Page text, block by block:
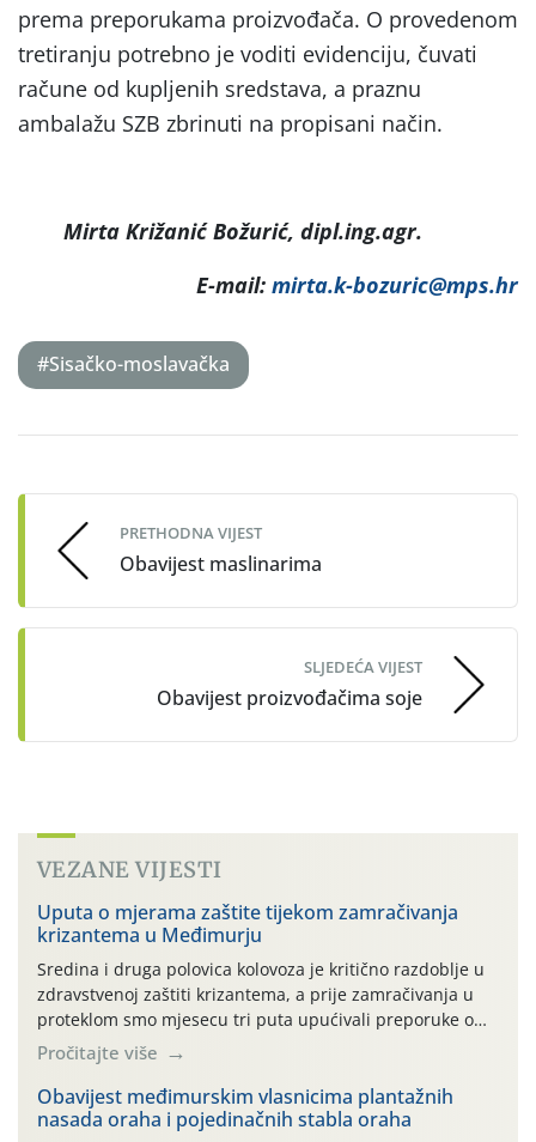
prema preporukama proizvođača. O provedenom
tretiranju potrebno je voditi evidenciju, čuvati
račune od kupljenih sredstava, a praznu
ambalažu SZB zbrinuti na propisani način.
Mirta Križanić Božurić, dipl.ing.agr.
E-mail: mirta.k-bozuric@mps.hr
#Sisačko-moslavačka
navigation
PRETHODNA VIJEST
Obavijest maslinarima
SLJEDEĆA VIJEST
Obavijest proizvođačima soje
VEZANE VIJESTI
Uputa o mjerama zaštite tijekom zamračivanja
krizantema u Međimurju
Sredina i druga polovica kolovoza je kritično razdoblje u
zdravstvenoj zaštiti krizantema, a prije zamračivanja u
proteklom smo mjesecu tri puta upućivali preporuke o
preventivnim mjerama zaštite krizantema od najčešćih
uzročnika bolesti, štetnika i fito-fagnih grinja (23.7., 14.7.,
06.7.)! Na početku ovog mjeseca je zabilježeno je
povijesno i ekstremno vruće meteorološko razdoblje, uz
Pročitajte više
Obavijest međimurskim vlasnicima plantažnih
nasada oraha i pojedinačnih stabla oraha